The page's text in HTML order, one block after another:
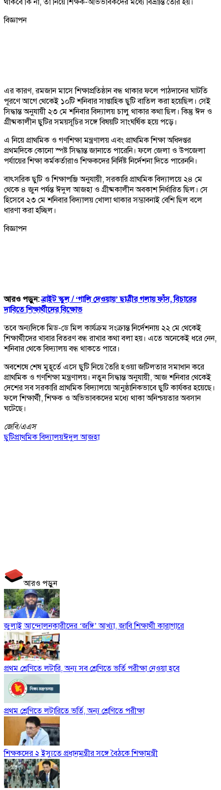
বিজ্ঞাপন
এর কারণ, রমজান মাসে শিক্ষাপ্রতিষ্ঠান বন্ধ থাকার ফলে পাঠদানের ঘাটতি
পূরণে আগে থেকেই ১০টি শনিবার সাপ্তাহিক ছুটি বাতিল করা হয়েছিল। সেই
সিদ্ধান্ত অনুযায়ী ২৩ মে শনিবার বিদ্যালয় চালু থাকার কথা ছিল। কিন্তু ঈদ ও
গ্রীষ্মকালীন ছুটির সময়সূচির সঙ্গে বিষয়টি সাংঘর্ষিক হয়ে পড়ে।
এ নিয়ে প্রাথমিক ও গণশিক্ষা মন্ত্রণালয় এবং প্রাথমিক শিক্ষা অধিদপ্তর
প্রথমদিকে কোনো স্পষ্ট সিদ্ধান্ত জানাতে পারেনি। ফলে জেলা ও উপজেলা
পর্যায়ের শিক্ষা কর্মকর্তারাও শিক্ষকদের নির্দিষ্ট নির্দেশনা দিতে পারেননি।
বাৎসরিক ছুটি ও শিক্ষাপঞ্জি অনুযায়ী, সরকারি প্রাথমিক বিদ্যালয়ে ২৪ মে
থেকে ৪ জুন পর্যন্ত ঈদুল আজহা ও গ্রীষ্মকালীন অবকাশ নির্ধারিত ছিল। সে
হিসেবে ২৩ মে শনিবার বিদ্যালয় খোলা থাকার সম্ভাবনাই বেশি ছিল বলে
ধারণা করা হচ্ছিল।
বিজ্ঞাপন
আরও পড়ুন:ব্রাইট স্কুল /‘গালি দেওয়ায়’ ছাত্রীর গলায় ফাঁস, বিচারের
দাবিতে শিক্ষার্থীদের বিক্ষোভ
তবে অন্যদিকে মিড-ডে মিল কার্যক্রম সংক্রান্ত নির্দেশনায় ২২ মে থেকেই
শিক্ষার্থীদের খাবার বিতরণ বন্ধ রাখার কথা বলা হয়। এতে অনেকেই ধরে নেন,
শনিবার থেকে বিদ্যালয় বন্ধ থাকতে পারে।
অবশেষে শেষ মুহূর্তে এসে ছুটি নিয়ে তৈরি হওয়া জটিলতার সমাধান করে
প্রাথমিক ও গণশিক্ষা মন্ত্রণালয়। নতুন সিদ্ধান্ত অনুযায়ী, আজ শনিবার থেকেই
দেশের সব সরকারি প্রাথমিক বিদ্যালয়ে আনুষ্ঠানিকভাবে ছুটি কার্যকর হয়েছে।
ফলে শিক্ষার্থী, শিক্ষক ও অভিভাবকদের মধ্যে থাকা অনিশ্চয়তার অবসান
ঘটেছে।
জেবি/এএস
ছুটিপ্রাথমিক বিদ্যালয়ঈদুল আজহা
আরও পড়ুন
জুলাই আন্দোলনকারীদের ‘জঙ্গি’ আখ্যা, জাবি শিক্ষার্থী কারাগারে
প্রথম শ্রেণিতে লটারি, অন্য সব শ্রেণিতে ভর্তি পরীক্ষা নেওয়া হবে
প্রথম শ্রেণিতে লটারিতে ভর্তি, অন্য শ্রেণিতে পরীক্ষা
শিক্ষকদের ২ ইস্যুতে প্রধানমন্ত্রীর সঙ্গে বৈঠকে শিক্ষামন্ত্রী